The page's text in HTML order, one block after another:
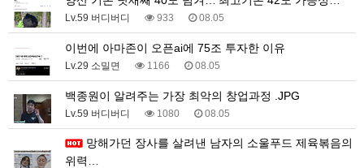
Lv.59 버디버디 933 08.05
이번에 아마존이 오픈ai에 75조 투자한 이유
Lv.29 소밀면 1166 08.05
백종원이 알려주는 가장 최악의 창업과정 .JPG
Lv.59 버디버디 1080 08.05
위력…